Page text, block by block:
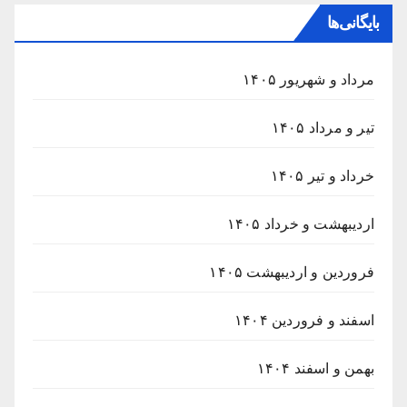
بایگانی‌ها
مرداد و شهریور ۱۴۰۵
تیر و مرداد ۱۴۰۵
خرداد و تیر ۱۴۰۵
اردیبهشت و خرداد ۱۴۰۵
فروردین و اردیبهشت ۱۴۰۵
اسفند و فروردین ۱۴۰۴
بهمن و اسفند ۱۴۰۴